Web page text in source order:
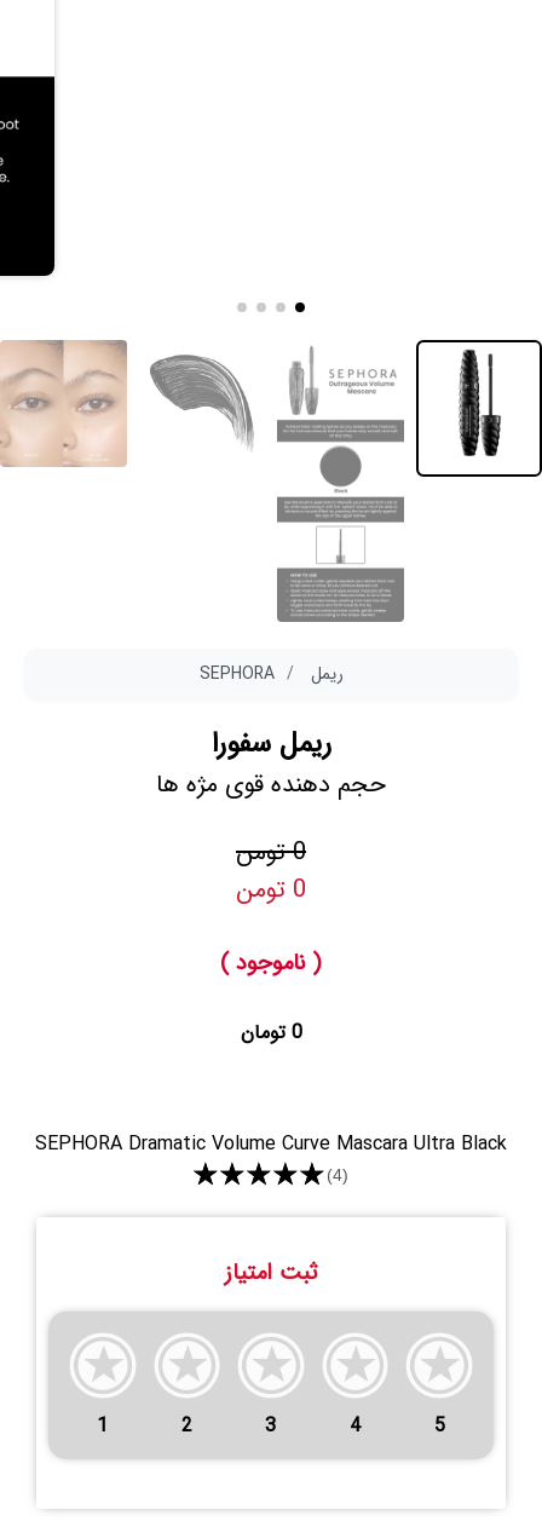
ریمل SEPHORA
ریمل سفورا
حجم دهنده قوی مژه ها
0 تومن
0 تومن
( ناموجود )
0 تومان
SEPHORA Dramatic Volume Curve Mascara Ultra Black
★★★★★(4)
ثبت امتیاز
1 2 3 4 5